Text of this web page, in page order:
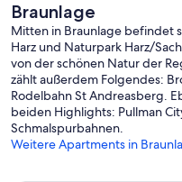
Braunlage
Mitten in Braunlage befindet
Harz und Naturpark Harz/
von der schönen Natur der
zählt außerdem Folgendes:
Rodelbahn St Andreasberg.
beiden Highlights: Pullman
Schmalspurbahnen.
Weitere Apartments in